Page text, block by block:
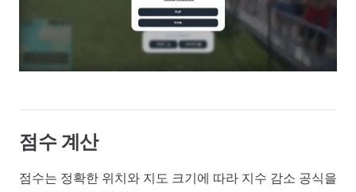
점수 계산
점수는 정확한 위치와 지도 크기에 따라 지수 감소 공식을